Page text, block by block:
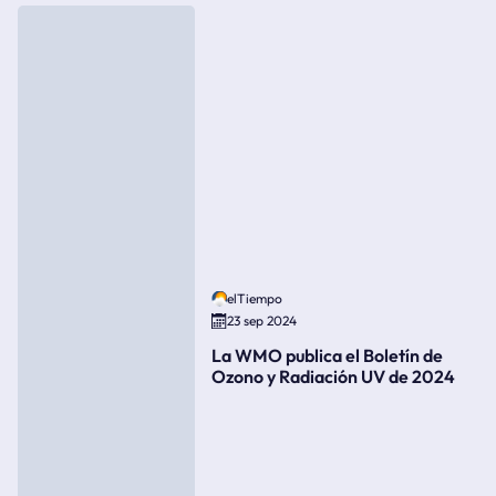
elTiempo
23 sep 2024
La WMO publica el Boletín de
Ozono y Radiación UV de 2024